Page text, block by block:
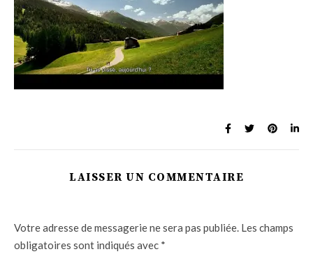
LAISSER UN COMMENTAIRE
Votre adresse de messagerie ne sera pas publiée. Les champs
obligatoires sont indiqués avec *